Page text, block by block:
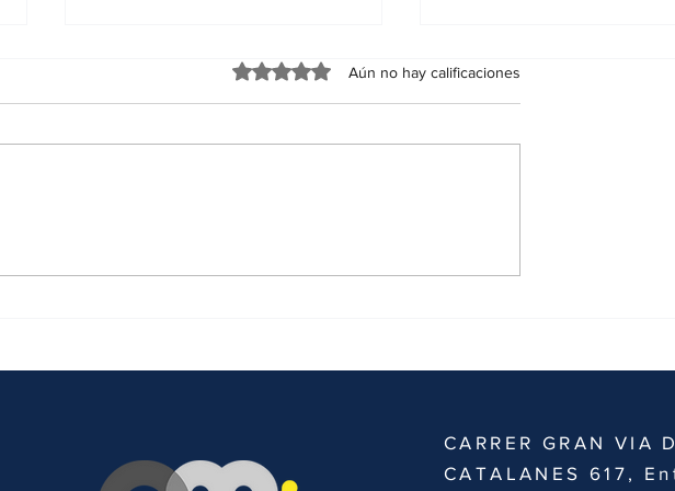
Obtuvo 0 de 5 estrellas.
Aún no hay calificaciones
CARRER GRAN VIA
CATALANES 617,